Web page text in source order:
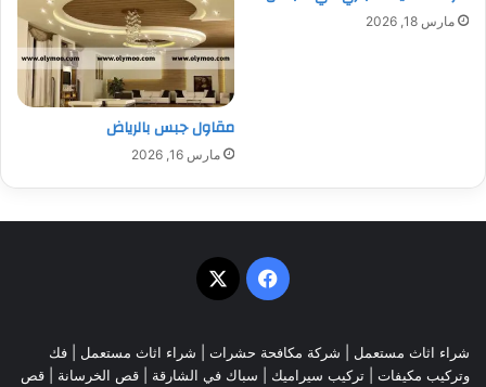
مارس 18, 2026
مقاول جبس بالرياض
مارس 16, 2026
فيسبوك
‫X
شراء اثاث مستعمل شركة مكافحة حشرات شراء اثاث مستعمل
فك
وتركيب مكيفات | تركيب سيراميك | سباك في الشارقة قص الخرسانة | قص